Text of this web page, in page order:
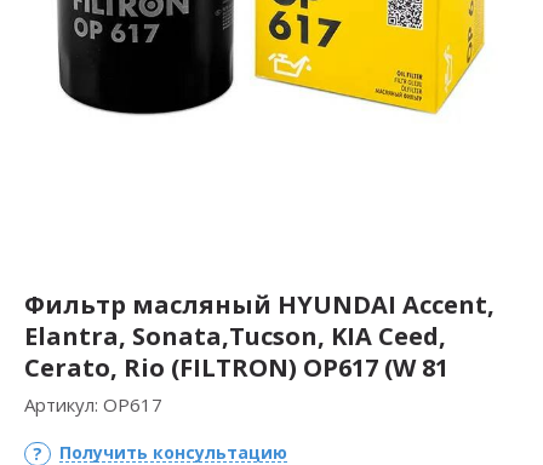
Фильтр масляный HYUNDAI Accent,
Elantra, Sonata,Tucson, KIA Ceed,
Cerato, Rio (FILTRON) OP617 (W 81
Артикул: OP617
Получить консультацию